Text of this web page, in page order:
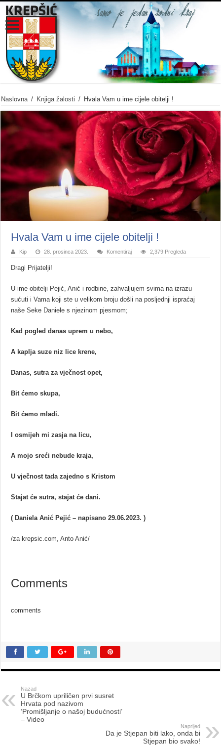
Naslovna / Knjiga žalosti / Hvala Vam u ime cijele obitelji !
Hvala Vam u ime cijele obitelji !
Kip 28. prosinca 2023. Komentiraj 2,379 Pregleda
Dragi Prijatelji!
U ime obitelji Pejić, Anić i rodbine, zahvaljujem svima na izrazu
sućuti i Vama koji ste u velikom broju došli na posljednji ispraćaj
naše Seke Daniele s njezinom pjesmom;
Kad pogled danas uprem u nebo,
A kaplja suze niz lice krene,
Danas, sutra za vječnost opet,
Bit ćemo skupa,
Bit ćemo mladi.
I osmijeh mi zasja na licu,
A mojo sreći nebude kraja,
U vječnost tada zajedno s Kristom
Stajat će sutra, stajat će dani.
( Daniela Anić Pejić – napisano 29.06.2023. )
/za krepsic.com, Anto Anić/
Comments
comments
Nazad
U Brčkom upriličen prvi susret
Hrvata pod nazivom
‘Promišljanje o našoj budućnosti’
– Video
Naprijed
Da je Stjepan biti lako, onda bi
Stjepan bio svako!